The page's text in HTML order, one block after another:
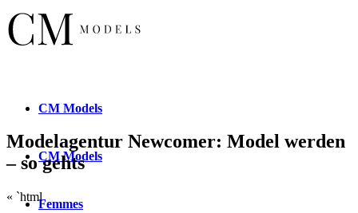
CM Models
CMModels
Femmes
Modelagentur Newcomer: Model werden
– so gehts
« `html